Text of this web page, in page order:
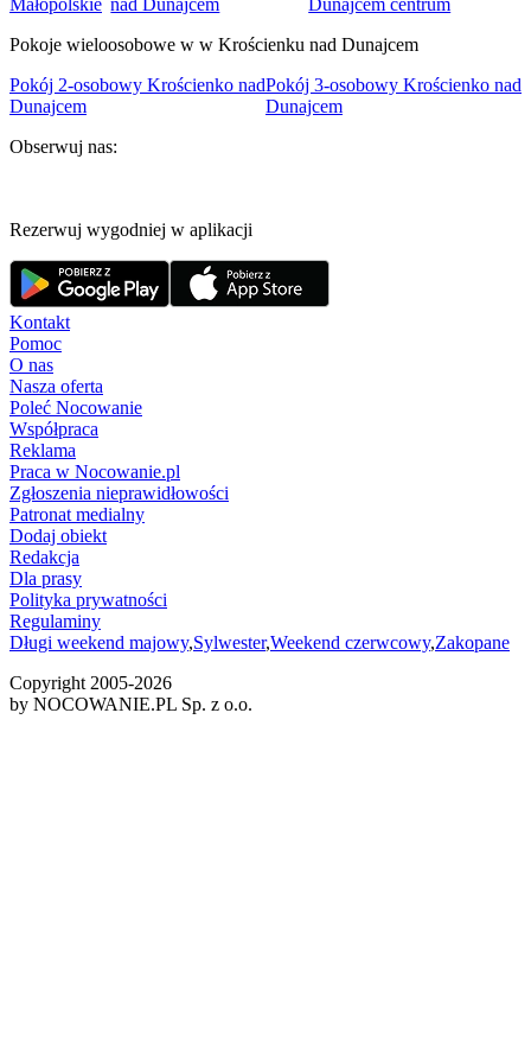
Małopolskie nad Dunajcem
Dunajcem centrum
Pokoje wieloosobowe w w Krościenku nad Dunajcem
Pokój 2-osobowy Krościenko nad
Dunajcem
Pokój 3-osobowy Krościenko nad
Dunajcem
Obserwuj nas:
Rezerwuj wygodniej w aplikacji
Kontakt
Pomoc
O nas
Nasza oferta
Poleć Nocowanie
Współpraca
Reklama
Praca w Nocowanie.pl
Zgłoszenia nieprawidłowości
Patronat medialny
Dodaj obiekt
Redakcja
Dla prasy
Polityka prywatności
Regulaminy
Długi weekend majowy,Sylwester,Weekend czerwcowy,Zakopane
Copyright 2005-2026
by NOCOWANIE.PL Sp. z o.o.